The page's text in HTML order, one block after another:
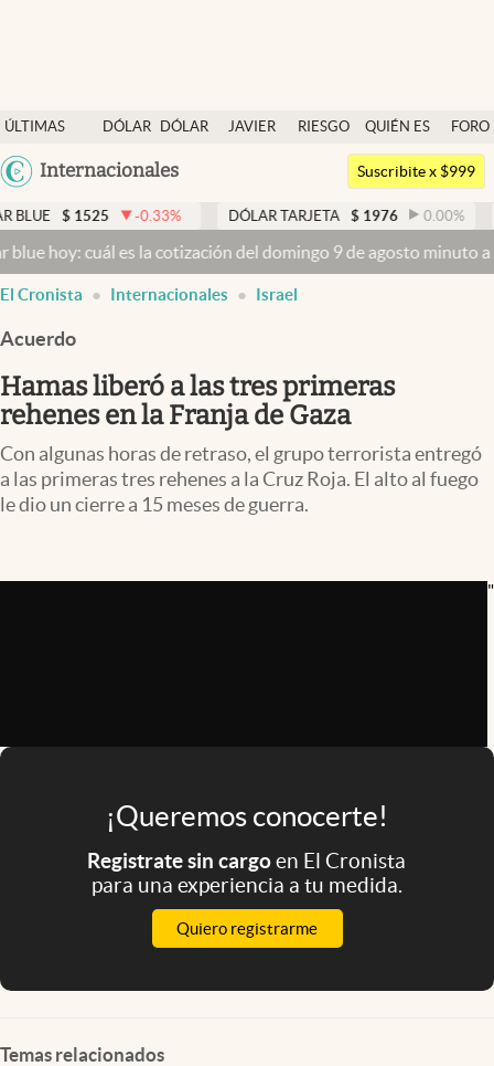
ÚLTIMAS
NOTICIAS
DÓLAR
DÓLAR
JAVIER
RIESGO
QUIÉN ES
QUIÉN
FORO
Argentina
México
Internacionales
Dólar
Members
Economía y Política
Finanzas y Mercados
Mercados Online
Negocios
Columnistas
Otras secciones
Apertura
Infotechnology
Mediakit
Argentina
Suscribite x $999
-0.33% DÓLAR TARJETA $ 1976 0.00% DÓLAR
es la cotización del domingo 9 de agosto minuto a minuto
El Cronista Internacionales Israel
Acuerdo
Hamas liberó a las tres primeras
rehenes en la Franja de Gaza
Con algunas horas de retraso, el grupo terrorista entregó
a las primeras tres rehenes a la Cruz Roja. El alto al fuego
le dio un cierre a 15 meses de guerra.
"
¡Queremos conocerte!
Registrate sin cargoen El Cronista
para una experiencia a tu medida.
Quiero registrarme
Temas relacionados